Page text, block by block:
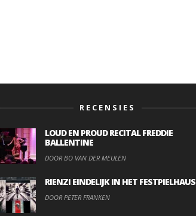
RECENSIES
LOUD EN PROUD RECITAL FREDDIE
BALLENTINE
DOOR BO VAN DER MEULEN
RIENZI EINDELIJK IN HET FESTPIELHAUS
DOOR PETER FRANKEN